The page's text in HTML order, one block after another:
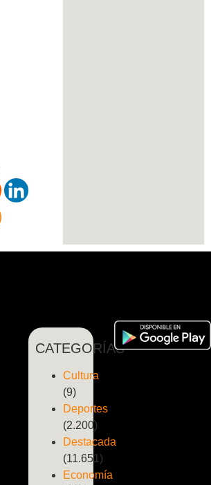
CATEGORÍAS
Cultura
(9)
Deportes
(2.200)
Destacada
(11.651)
Economía